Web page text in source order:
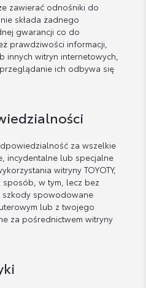
zawierać odnośniki do
składa żadnego
gwarancji co do
prawdziwości informacji,
innych witryn internetowych,
przeglądanie ich odbywa się
za wszelkie
incydentalne lub specjalne
witryny TOYOTY,
w tym, lecz bez
szkody spowodowane
lub z twojego
za pośrednictwem witryny